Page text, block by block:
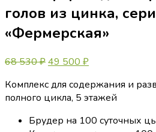
голов из цинка,
«Фермерская»
68 530₽Первоначальная
составляла
68
49 500 ₽Текущая
49
500 ₽.
Комплекс для содержания и
полного цикла, 5 этажей
Брудер на 100 суточных